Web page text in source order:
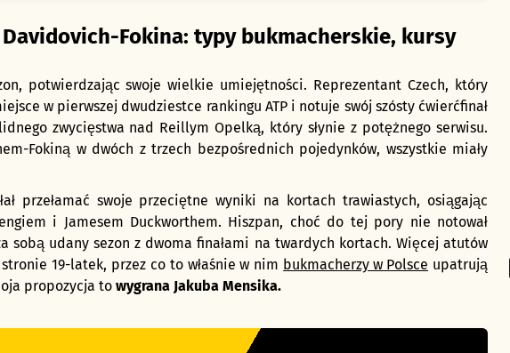
Fokina: typy bukmacherskie, kursy
potwierdzając swoje wielkie umiejętności. Reprezentant Czech, który
w pierwszej dwudziestce rankingu ATP i notuje swój szósty ćwierćfinał
zwycięstwa nad Reillym Opelką, który słynie z potężnego serwisu.
Fokiną w dwóch z trzech bezpośrednich pojedynków, wszystkie miały
przełamać swoje przeciętne wyniki na kortach trawiastych, osiągając
i Jamesem Duckworthem. Hiszpan, choć do tej pory nie notował
sobą udany sezon z dwoma finałami na twardych kortach. Więcej atutów
19-latek, przez co to właśnie w nim bukmacherzy w Polsce upatrują
propozycja to wygrana Jakuba Mensika.